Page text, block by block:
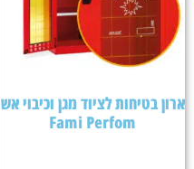
ארון בטיחות לציוד מגן וכיבוי אש
Fami Perfom